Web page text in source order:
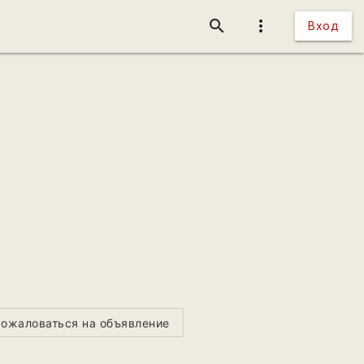
more_vert Вход
search
на объявление